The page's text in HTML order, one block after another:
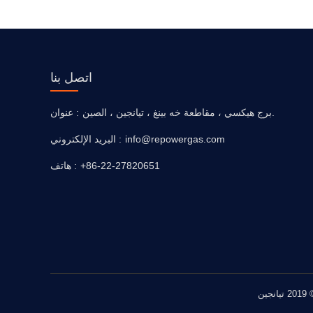
اتصل بنا
عنوان :
البريد الإلكتروني : info@repowergas.com
هاتف : +86-22-27820651